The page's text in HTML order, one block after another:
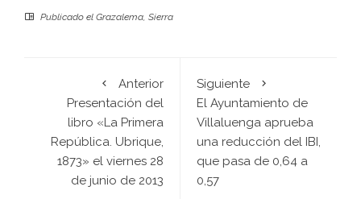
Publicado el Grazalema, Sierra
Anterior
Presentación del
libro «La Primera
República. Ubrique,
1873» el viernes 28
de junio de 2013
Siguiente
El Ayuntamiento de
Villaluenga aprueba
una reducción del IBI,
que pasa de 0,64 a
0,57